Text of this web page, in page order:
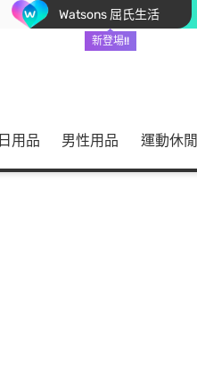
Watsons 屈氏生活
新登場!!
日用品 男性用品 運動休閒